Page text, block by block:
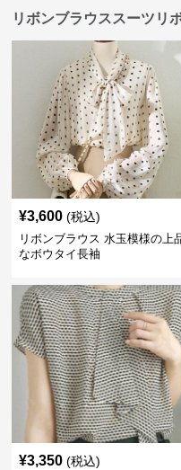
リボンブラウススーツリ
¥3,600 (税込)
リボンブラウス 水玉模様の上
なボウタイ長袖
¥3,350 (税込)